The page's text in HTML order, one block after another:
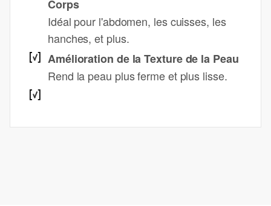
Corps
Idéal pour l'abdomen, les cuisses, les
hanches, et plus.
Amélioration de la Texture de la Peau
Rend la peau plus ferme et plus lisse.